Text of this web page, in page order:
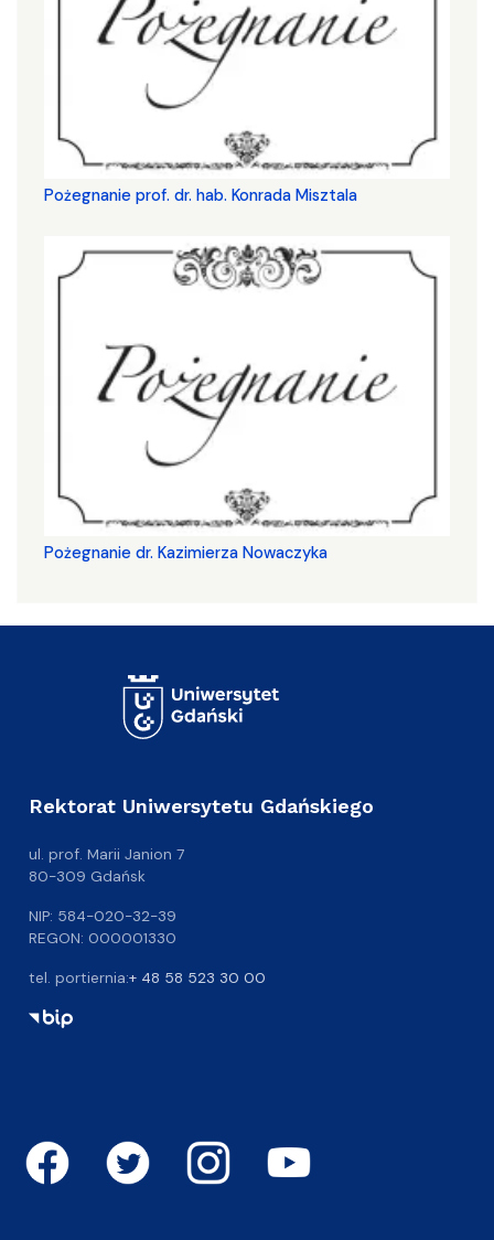
Pożegnanie prof. dr. hab. Konrada Misztala
Pożegnanie dr. Kazimierza Nowaczyka
Rektorat Uniwersytetu Gdańskiego
ul. prof. Marii Janion 7
80-309 Gdańsk
NIP: 584-020-32-39
REGON: 000001330
tel. portiernia:+ 48 58 523 30 00